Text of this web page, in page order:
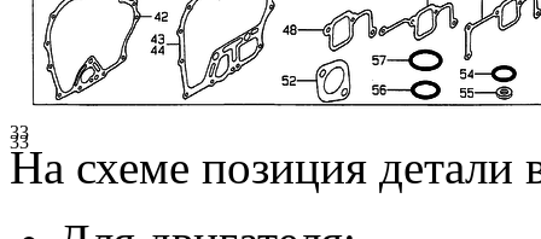
33
33
На схеме позиция детали